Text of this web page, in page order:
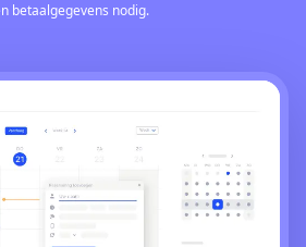
betaalgegevens nodig.